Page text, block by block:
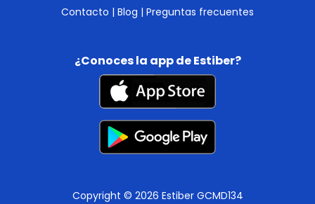
Contacto | Blog | Preguntas frecuentes
¿Conoces la app de Estiber?
Copyright © 2026 Estiber GCMD134